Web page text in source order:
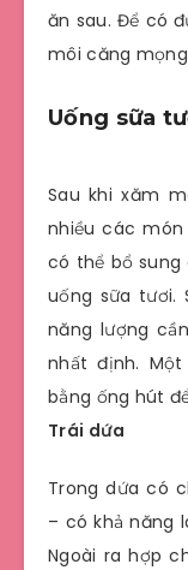
ăn sau. Để có
môi căng
Uống sữa
Sau khi xăm
nhiều các
có thể bổ
uống sữa tươi.
năng lượng
nhất định.
bằng ống hút
Trái dứa
Trong dứa có
– có khả năng
Ngoài ra hợp